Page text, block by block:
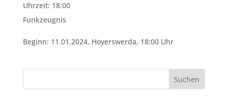
Uhrzeit: 18:00
Funkzeugnis
Beginn: 11.01.2024, Hoyerswerda, 18:00 Uhr